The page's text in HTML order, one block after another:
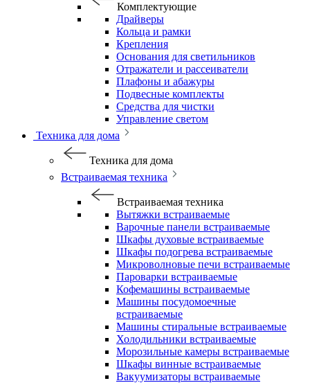
Комплектующие
Драйверы
Кольца и рамки
Крепления
Основания для светильников
Отражатели и рассеиватели
Плафоны и абажуры
Подвесные комплекты
Средства для чистки
Управление светом
Техника для дома
Техника для дома
Встраиваемая техника
Встраиваемая техника
Вытяжки встраиваемые
Варочные панели встраиваемые
Шкафы духовые встраиваемые
Шкафы подогрева встраиваемые
Микроволновые печи встраиваемые
Пароварки встраиваемые
Кофемашины встраиваемые
Машины посудомоечные
встраиваемые
Машины стиральные встраиваемые
Холодильники встраиваемые
Морозильные камеры встраиваемые
Шкафы винные встраиваемые
Вакуумизаторы встраиваемые